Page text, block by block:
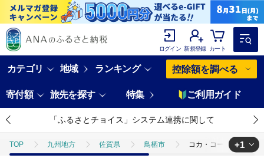
ログイン 新規登録 カート
カテゴリ 地域 ランキング 控除額を調べる
寄付額 旅先を探す 特集 ご利用ガイド
「ふるさとチョイス」システム連携に関して
TOP 九州地方 佐賀県 鳥栖市 コカ・コーラ ゼロシ
+1